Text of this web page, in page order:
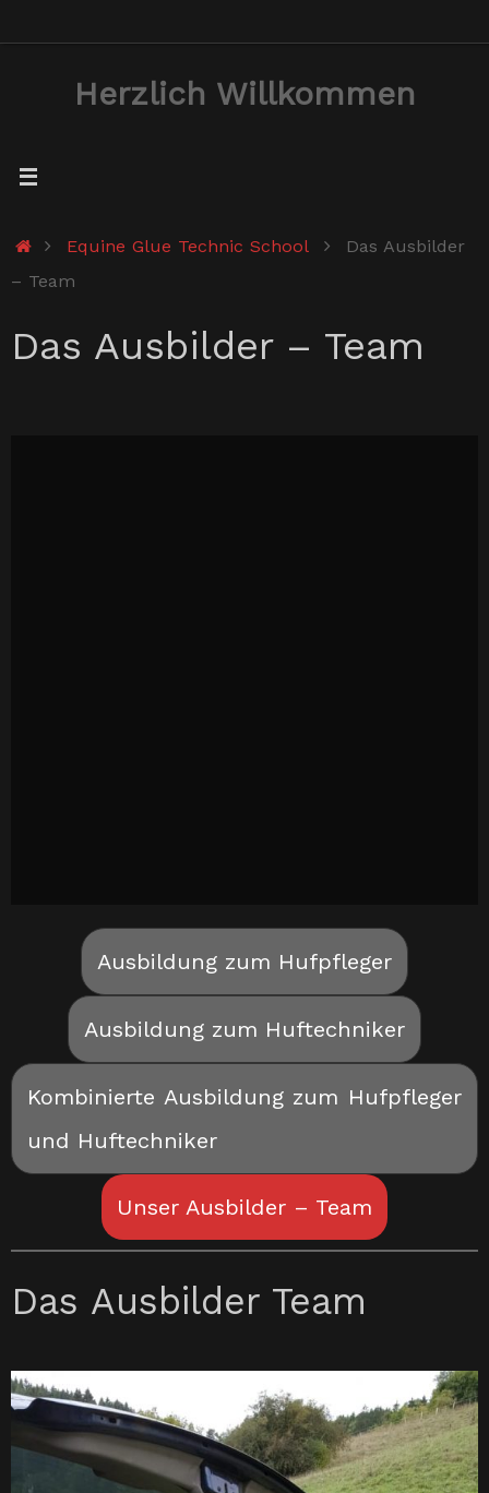
Herzlich Willkommen
StartEquine Glue Technic School
Das Ausbilder
– Team
Das Ausbilder – Team
Ausbildung zum Hufpfleger
Ausbildung zum Huftechniker
Kombinierte Ausbildung zum Hufpfleger
und Huftechniker
Unser Ausbilder – Team
Das Ausbilder Team